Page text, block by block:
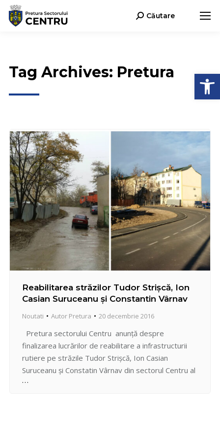
Search:Căutare
Tag Archives: Pretura
Reabilitarea străzilor Tudor Strișcă, Ion
Casian Suruceanu şi Constantin Vârnav
Noutati Autor Pretura 20 decembrie 2016
Pretura sectorului Centru anunţă despre
finalizarea lucrărilor de reabilitare a infrastructurii
rutiere pe străzile Tudor Strișcă, Ion Casian
Suruceanu și Constatin Vârnav din sectorul Centru al
capitalei. Lucrările de reparație pe cele 3 străzi au